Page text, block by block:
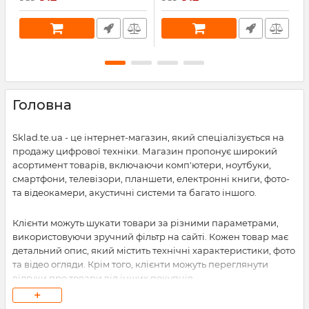
Головна
Sklad.te.ua - це інтернет-магазин, який спеціалізується на
продажу цифрової техніки. Магазин пропонує широкий
асортимент товарів, включаючи комп'ютери, ноутбуки,
смартфони, телевізори, планшети, електронні книги, фото-
та відеокамери, акустичні системи та багато іншого.
Клієнти можуть шукати товари за різними параметрами,
використовуючи зручний фільтр на сайті. Кожен товар має
детальний опис, який містить технічні характеристики, фото
та відео огляди. Крім того, клієнти можуть переглянути
відгуки про товари від інших покупців.
+